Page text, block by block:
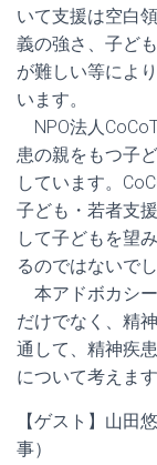
いて支援は空白
義の強さ、子ど
が難しい等によ
います。
NPO法人
患の親をもつ子
しています。
子ども・若者支
して子どもを望
るのではないで
本アドボカシ
だけでなく、精
通して、精神疾
について考えます
【ゲスト】山田
事）